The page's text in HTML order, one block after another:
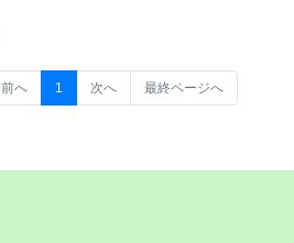
前へ 1 次へ 最終ページへ